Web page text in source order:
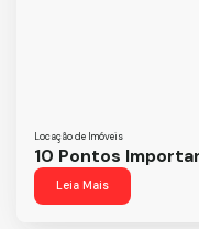
Locação de Imóveis
10 Pontos
Leia Mais